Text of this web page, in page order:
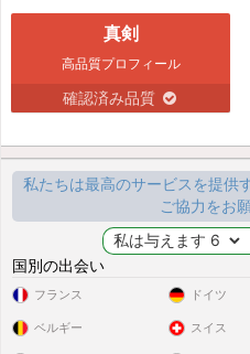
真剣
高品質プロフィール
確認済み品質
私たちは最高のサービスを提供
ご協力をお
国別の出会い
フランス
ベルギー
ドイツ
スイス